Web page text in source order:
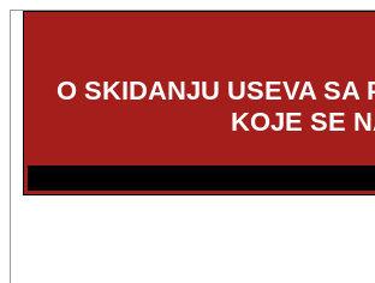
O SKIDANJU USEVA SA
KOJE SE